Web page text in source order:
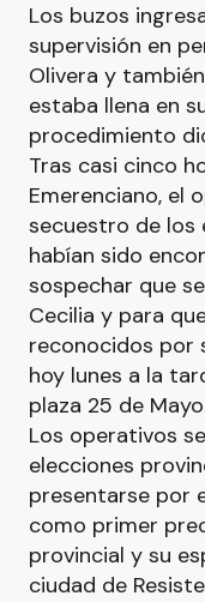
Los buzos
supervisión en
Olivera y
estaba llena en
procedimiento
Tras casi cinco
Emerenciano, el
secuestro de los
habían sido
sospechar que
Cecilia y para
reconocidos por
hoy lunes a la
plaza 25 de
Los operativos
elecciones
presentarse por
como primer
provincial y su
ciudad de